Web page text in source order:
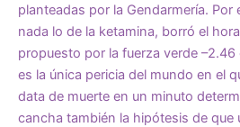
planteadas por la Gendarmería. Por
nada lo de la ketamina, borró el
propuesto por la fuerza verde –2.46
es la única pericia del mundo en el
data de muerte en un minuto
cancha también la hipótesis de que